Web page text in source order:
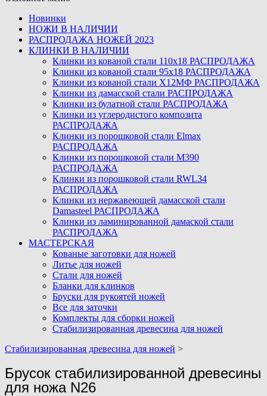
Новинки
НОЖИ В НАЛИЧИИ
РАСПРОДАЖА НОЖЕЙ 2023
КЛИНКИ В НАЛИЧИИ
Клинки из кованой стали 110х18 РАСПРОДАЖА
Клинки из кованой стали 95х18 РАСПРОДАЖА
Клинки из кованой стали Х12МФ РАСПРОДАЖА
Клинки из дамасской стали РАСПРОДАЖА
Клинки из булатной стали РАСПРОДАЖА
Клинки из углеродистого композита
РАСПРОДАЖА
Клинки из порошковой стали Elmax
РАСПРОДАЖА
Клинки из порошковой стали M390
РАСПРОДАЖА
Клинки из порошковой стали RWL34
РАСПРОДАЖА
Клинки из нержавеющей дамасской стали
Damasteel РАСПРОДАЖА
Клинки из ламинированной дамаской стали
РАСПРОДАЖА
МАСТЕРСКАЯ
Кованые заготовки для ножей
Литье для ножей
Стали для ножей
Бланки для клинков
Бруски для рукоятей ножей
Все для заточки
Комплекты для сборки ножей
Стабилизированная древесина для ножей
Стабилизированная древесина для ножей >
Брусок стабилизированной древесины
для ножа N26